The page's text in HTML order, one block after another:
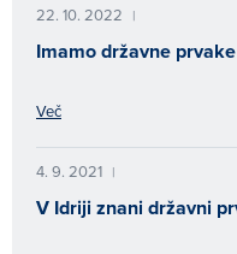
22. 10. 2022 |
Imamo državne
Več
4. 9. 2021 |
V Idriji znani državni